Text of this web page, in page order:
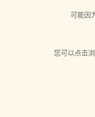
可能因
您可以点击